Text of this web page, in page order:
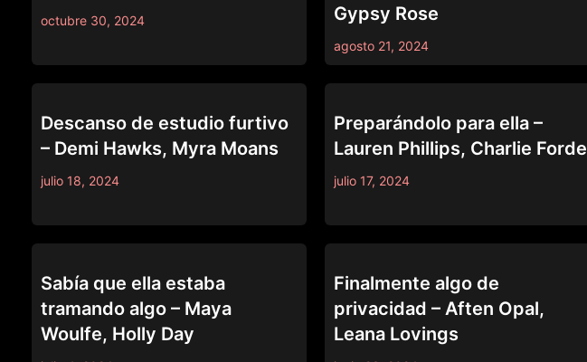
octubre 30, 2024
Gypsy Rose
agosto 21, 2024
Descanso de estudio furtivo
– Demi Hawks, Myra Moans
julio 18, 2024
Preparándolo para ella –
Lauren Phillips, Charlie Forde
julio 17, 2024
Sabía que ella estaba
tramando algo – Maya
Woulfe, Holly Day
Finalmente algo de
privacidad – Aften Opal,
Leana Lovings